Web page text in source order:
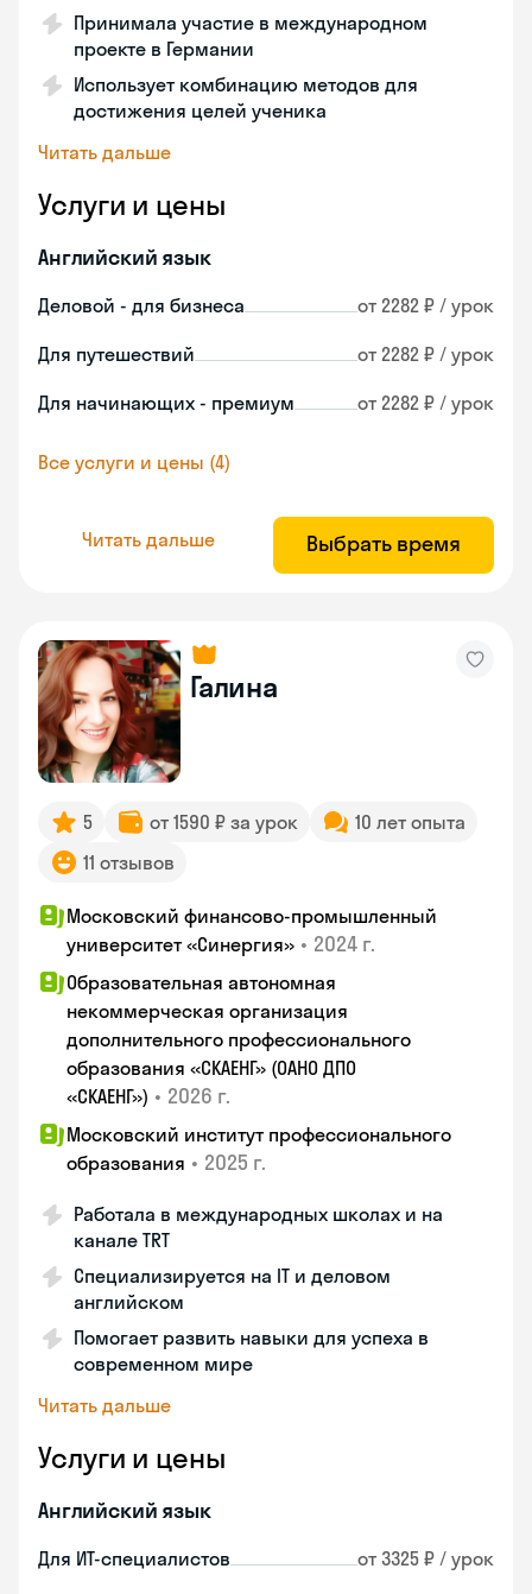
Принимала участие в международном
проекте в Германии
Использует комбинацию методов для
достижения целей ученика
Читать дальше
Услуги и цены
Английский язык
Деловой - для бизнеса от 2282 ₽ / урок
Для путешествий от 2282 ₽ / урок
Для начинающих - премиум от 2282 ₽ / урок
Все услуги и цены (4)
Читать дальше Выбрать время
Галина
5 от 1590 ₽ за урок
10 лет опыта
11 отзывов
Московский финансово-промышленный
университет «Синергия» • 2024 г.
Образовательная автономная
некоммерческая организация
дополнительного профессионального
образования «СКАЕНГ» (ОАНО ДПО
«СКАЕНГ») • 2026 г.
Московский институт профессионального
образования • 2025 г.
Работала в международных школах и на
канале TRT
Специализируется на IT и деловом
английском
Помогает развить навыки для успеха в
современном мире
Читать дальше
Услуги и цены
Английский язык
Для ИТ-специалистов от 3325 ₽ / урок